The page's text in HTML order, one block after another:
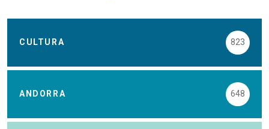
CULTURA 823
ANDORRA 648